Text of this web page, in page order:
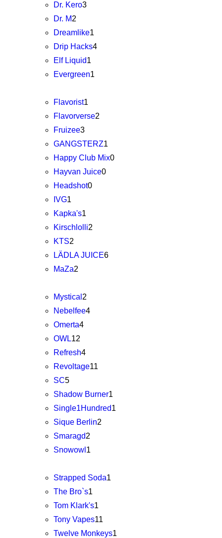
Dr. Kero3
Dr. M2
Dreamlike1
Drip Hacks4
Elf Liquid1
Evergreen1
Flavorist1
Flavorverse2
Fruizee3
GANGSTERZ1
Happy Club Mix0
Hayvan Juice0
Headshot0
IVG1
Kapka's1
Kirschlolli2
KTS2
LÄDLA JUICE6
MaZa2
Mystical 2
Nebelfee4
Omerta4
OWL12
Refresh4
Revoltage11
SC5
Shadow Burner1
Single1Hundred1
Sique Berlin2
Smaragd2
Snowowl 1
Strapped Soda1
The Bro`s1
Tom Klark's1
Tony Vapes11
Twelve Monkeys1